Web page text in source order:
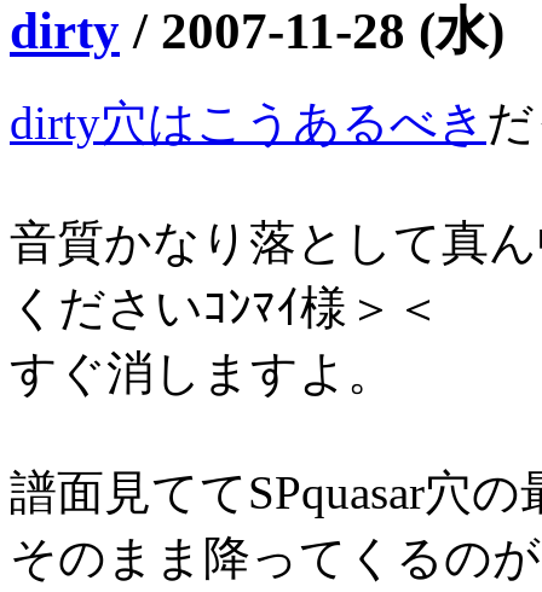
dirty / 2007-11-28 (水)
dirty穴はこうあるべき
音質かなり落として真
くださいｺﾝﾏｲ様＞＜
すぐ消しますよ。
譜面見ててSPquasar穴
そのまま降ってくるの